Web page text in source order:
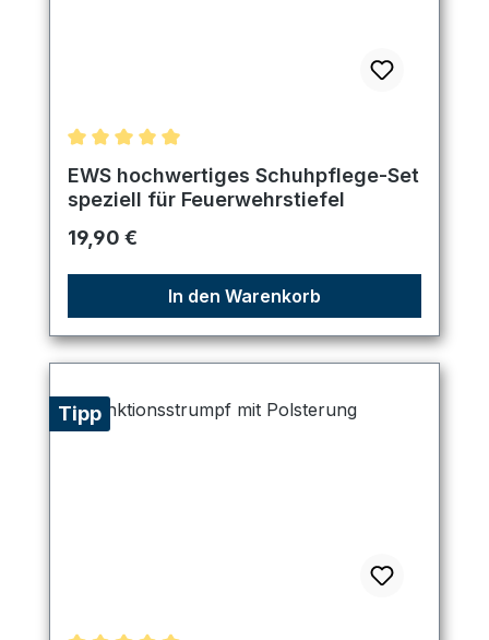
Durchschnittliche Bewertung von 5 von 5 Sternen
EWS hochwertiges Schuhpflege-Set
speziell für Feuerwehrstiefel
Regulärer Preis:
19,90 €
In den Warenkorb
Tipp